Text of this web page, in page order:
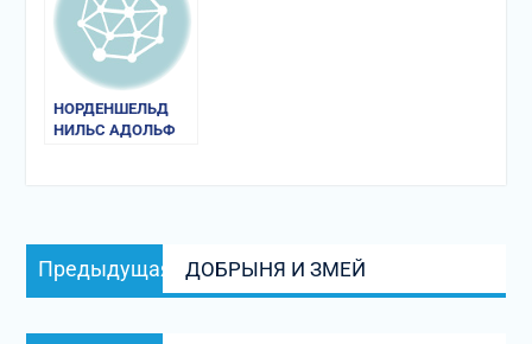
НОРДЕНШЕЛЬД
НИЛЬС АДОЛЬФ
Навигация
по
Предыдущая
запись:
ДОБРЫНЯ И ЗМЕЙ